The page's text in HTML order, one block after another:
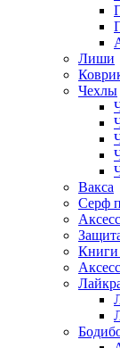
Лиши
Чехлы
Вакса
Серф
Книги